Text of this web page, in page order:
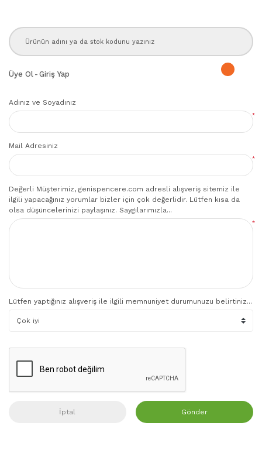
Üye Ol - Giriş Yap
Adınız ve Soyadınız
*
Mail Adresiniz
*
Değerli Müşterimiz, genispencere.com adresli alışveriş sitemiz ile
ilgili yapacağınız yorumlar bizler için çok değerlidir. Lütfen kısa da
olsa düşüncelerinizi paylaşınız. Saygılarımızla...
*
Lütfen yaptığınız alışveriş ile ilgili memnuniyet durumunuzu belirtiniz...
İptal Gönder